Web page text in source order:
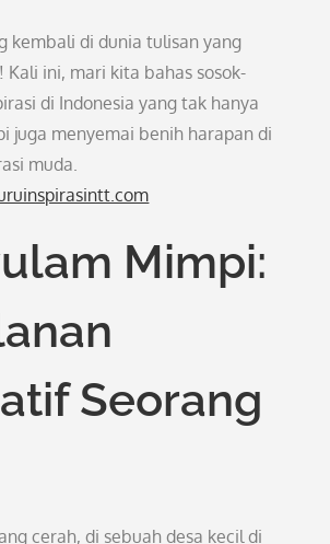
kembali di dunia tulisan yang
Kali ini, mari kita bahas sosok-
di Indonesia yang tak hanya
juga menyemai benih harapan di
muda.
Mimpi:
Seorang
cerah, di sebuah desa kecil di